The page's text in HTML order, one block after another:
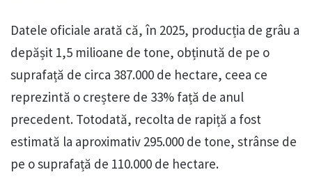
Datele oficiale arată că, în 2025, producția de grâu a
depășit 1,5 milioane de tone, obținută de pe o
suprafață de circa 387.000 de hectare, ceea ce
reprezintă o creștere de 33% față de anul
precedent. Totodată, recolta de rapiță a fost
estimată la aproximativ 295.000 de tone, strânse de
pe o suprafață de 110.000 de hectare.